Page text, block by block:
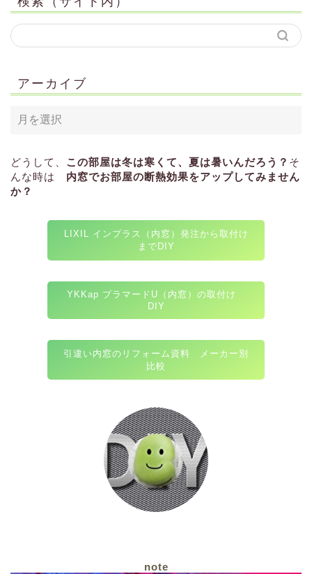
アーカイブ
どうして、 この部屋は冬は寒くて、夏は暑いんだろう？ そ
んな時は 内窓でお部屋の断熱効果をアップしてみません
か？
LIXIL インプラス（内窓）発注から取付け
までDIY
YKKap プラマードU（内窓）の取付け
DIY
引違い内窓のリフォーム資料 メーカー別
比較
note